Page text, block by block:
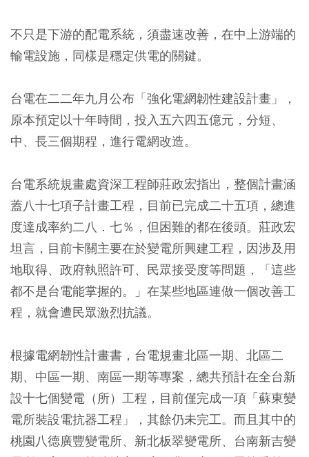
不只是下游的配電系統，須盡速改善，在中上游端的
輸電設施，同樣是穩定供電的關鍵。
台電在二二年九月公布「強化電網韌性建設計畫」，
原本預定以十年時間，投入五六四五億元，分短、
中、長三個期程，進行電網改造。
台電系統規畫處資深工程師莊政宏指出，整個計畫涵
蓋八十七項子計畫工程，目前已完成二十五項，總進
度達成率約二八．七％，但困難的都在後頭。莊政宏
坦言，目前卡關主要在於變電所興建工程，因涉及用
地取得、政府執照許可、民眾接受度等問題，「這些
都不是台電能掌握的。」在某些地區連做一個改善工
程，就會遭民眾激烈抗議。
根據電網韌性計畫書，台電規畫北區一期、北區二
期、中區一期、南區一期等專案，總共預計在全台新
設十七個變電（所）工程，目前僅完成一項「蘇東變
電所裝設電抗器工程」，其餘仍未完工。而且其中的
桃園八德廣豐變電所、新北板翠變電所、台南新吉變